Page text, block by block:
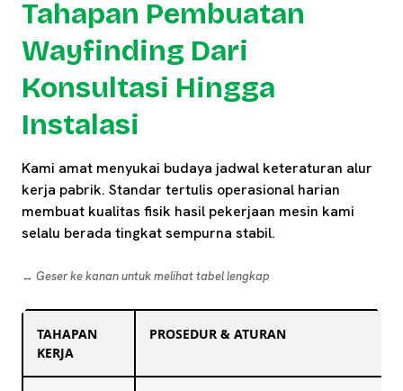
Tahapan Pembuatan
Wayfinding Dari
Konsultasi Hingga
Instalasi
Kami amat menyukai budaya jadwal keteraturan alur
kerja pabrik. Standar tertulis operasional harian
membuat kualitas fisik hasil pekerjaan mesin kami
selalu berada tingkat sempurna stabil.
↔️ Geser ke kanan untuk melihat tabel lengkap
TAHAPAN
KERJA
PROSEDUR & ATURAN